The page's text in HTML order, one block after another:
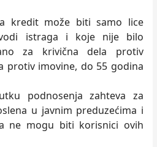
kredit može biti samo lice
istraga i koje nije bilo
za krivična dela protiv
protiv imovine, do 55 godina
podnosenja zahteva za
u javnim preduzećima i
ne mogu biti korisnici ovih